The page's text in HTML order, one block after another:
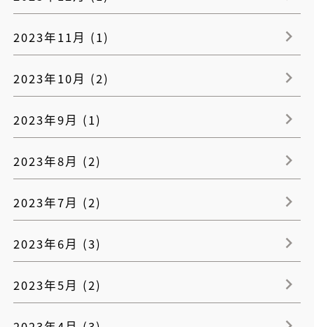
2023年11月 (1)
2023年10月 (2)
2023年9月 (1)
2023年8月 (2)
2023年7月 (2)
2023年6月 (3)
2023年5月 (2)